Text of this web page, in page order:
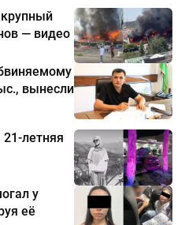
— видео
вынесли
летняя
у
её